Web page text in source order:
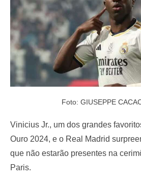
Foto: GIUSEPPE
Vinicius Jr., um dos grandes
Ouro 2024, e o Real Madrid
que não estarão presentes na
Paris.